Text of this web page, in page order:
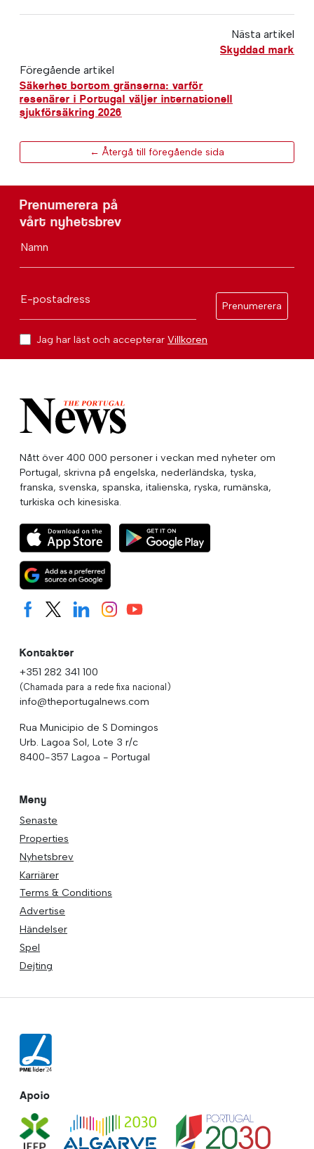
Nästa artikel
Skyddad mark
Föregående artikel
Säkerhet bortom gränserna: varför
resenärer i Portugal väljer internationell
sjukförsäkring 2026
← Återgå till föregående sida
Prenumerera på
vårt nyhetsbrev
Namn
E-postadress
Prenumerera
Jag har läst och accepterar Villkoren
Nått över 400 000 personer i veckan med nyheter om
Portugal, skrivna på engelska, nederländska, tyska,
franska, svenska, spanska, italienska, ryska, rumänska,
turkiska och kinesiska.
Kontakter
+351 282 341 100
(Chamada para a rede fixa nacional)
info@theportugalnews.com
Rua Municipio de S Domingos
Urb. Lagoa Sol, Lote 3 r/c
8400-357 Lagoa - Portugal
Meny
Senaste
Properties
Nyhetsbrev
Karriärer
Terms & Conditions
Advertise
Händelser
Spel
Dejting
Apoio